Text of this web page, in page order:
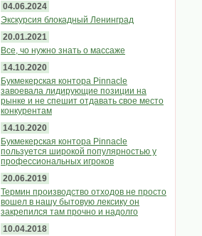
04.06.2024
Экскурсия блокадный Ленинград
20.01.2021
Все, чо нужно знать о массаже
14.10.2020
Букмекерская контора Pinnacle
завоевала лидирующие позиции на
рынке и не спешит отдавать свое место
конкурентам
14.10.2020
Букмекерская контора Pinnacle
пользуется широкой популярностью у
профессиональных игроков
20.06.2019
Термин производство отходов не просто
вошел в нашу бытовую лексику он
закрепился там прочно и надолго
10.04.2018